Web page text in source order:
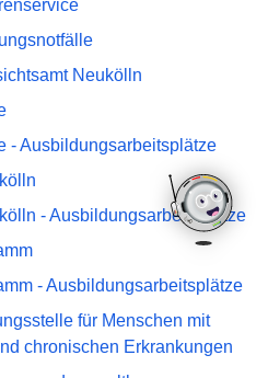
Neukölln
- Ausbildungsarbeitsplätze
- Ausbildungsarbeitsplätze
- Ausbildungsarbeitsplätze
für Menschen mit
chronischen Erkrankungen